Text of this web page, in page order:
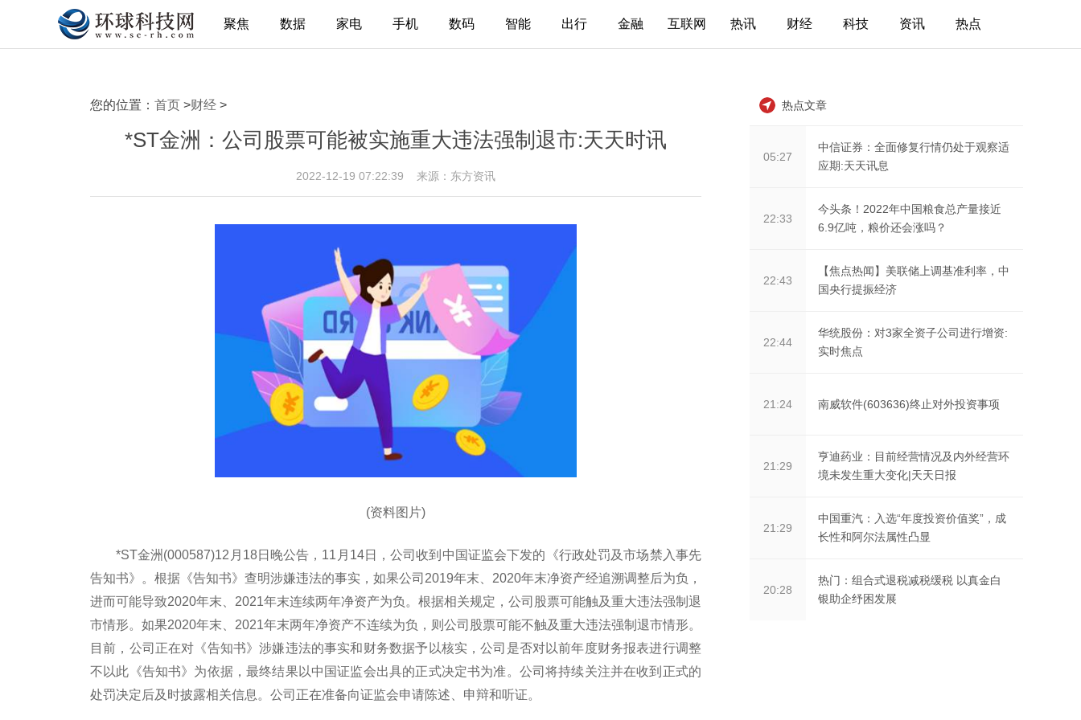
聚焦 数据 家电 手机 数码 智能 出行 金融 互联网 热讯 财经 科技 资讯 热点
您的位置： 首页 >财经 >
*ST金洲：公司股票可能被实施重大违法强制退市:天天时讯
2022-12-19 07:22:39 来源：东方资讯
(资料图片)
*ST金洲(000587)12月18日晚公告，11月14日，公司收到中国证监会下发的《行政处罚及市场禁入事先
告知书》。根据《告知书》查明涉嫌违法的事实，如果公司2019年末、2020年末净资产经追溯调整后为负，
进而可能导致2020年末、2021年末连续两年净资产为负。根据相关规定，公司股票可能触及重大违法强制退
市情形。如果2020年末、2021年末两年净资产不连续为负，则公司股票可能不触及重大违法强制退市情形。
目前，公司正在对《告知书》涉嫌违法的事实和财务数据予以核实，公司是否对以前年度财务报表进行调整
不以此《告知书》为依据，最终结果以中国证监会出具的正式决定书为准。公司将持续关注并在收到正式的
处罚决定后及时披露相关信息。公司正在准备向证监会申请陈述、申辩和听证。
热点文章
05:27
中信证券：全面修复行情仍处于观察适
应期:天天讯息
22:33
今头条！2022年中国粮食总产量接近
6.9亿吨，粮价还会涨吗？
22:43
【焦点热闻】美联储上调基准利率，中
国央行提振经济
22:44
华统股份：对3家全资子公司进行增资:
实时焦点
21:24 南威软件(603636)终止对外投资事项
21:29
亨迪药业：目前经营情况及内外经营环
境未发生重大变化|天天日报
21:29
中国重汽：入选“年度投资价值奖”，成
长性和阿尔法属性凸显
20:28
热门：组合式退税减税缓税 以真金白
银助企纾困发展